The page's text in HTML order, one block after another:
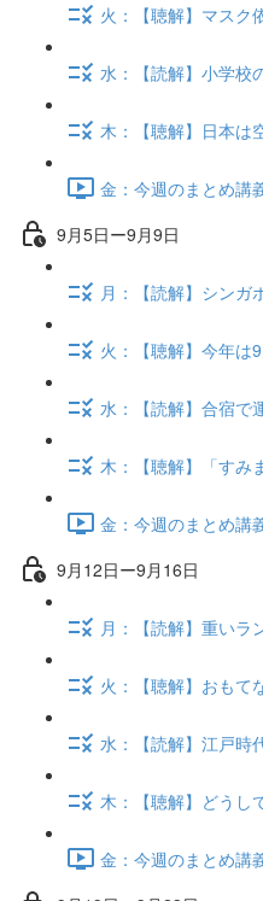
火：【聴解】マスク
水：【読解】小学校
木：【聴解】日本は
金：今週のまとめ講
9月5日ー9月9日
月：【読解】シンガ
火：【聴解】今年は
水：【読解】合宿で
木：【聴解】「すみ
金：今週のまとめ講
9月12日ー9月16日
月：【読解】重いラ
火：【聴解】おもて
水：【読解】江戸時
木：【聴解】どうし
金：今週のまとめ講